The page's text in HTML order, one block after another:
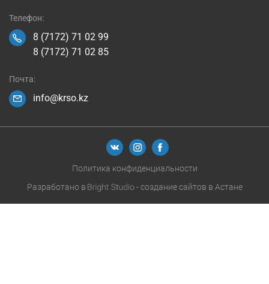
Телефон:
8 (7172) 71 02 99
8 (7172) 71 02 85
Почта:
info@krso.kz
Разработано в - создание сайтов в Астане
Политика конфиденциальности